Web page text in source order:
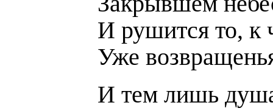
И рушится то, к
Уже
И тем лишь